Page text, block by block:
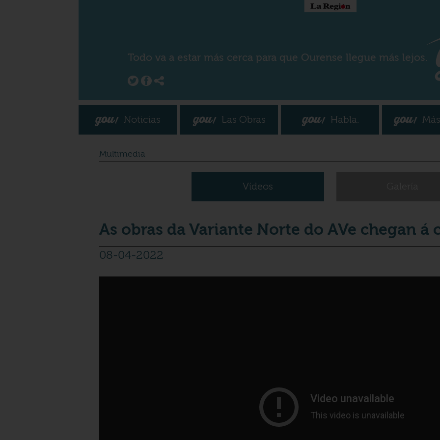
Todo va a estar más cerca para que Ourense llegue más lejos.
Noticias Las Obras Habla.
Multimedia
Vídeos
As obras da Variante Norte do AVe chegan á
08-04-2022